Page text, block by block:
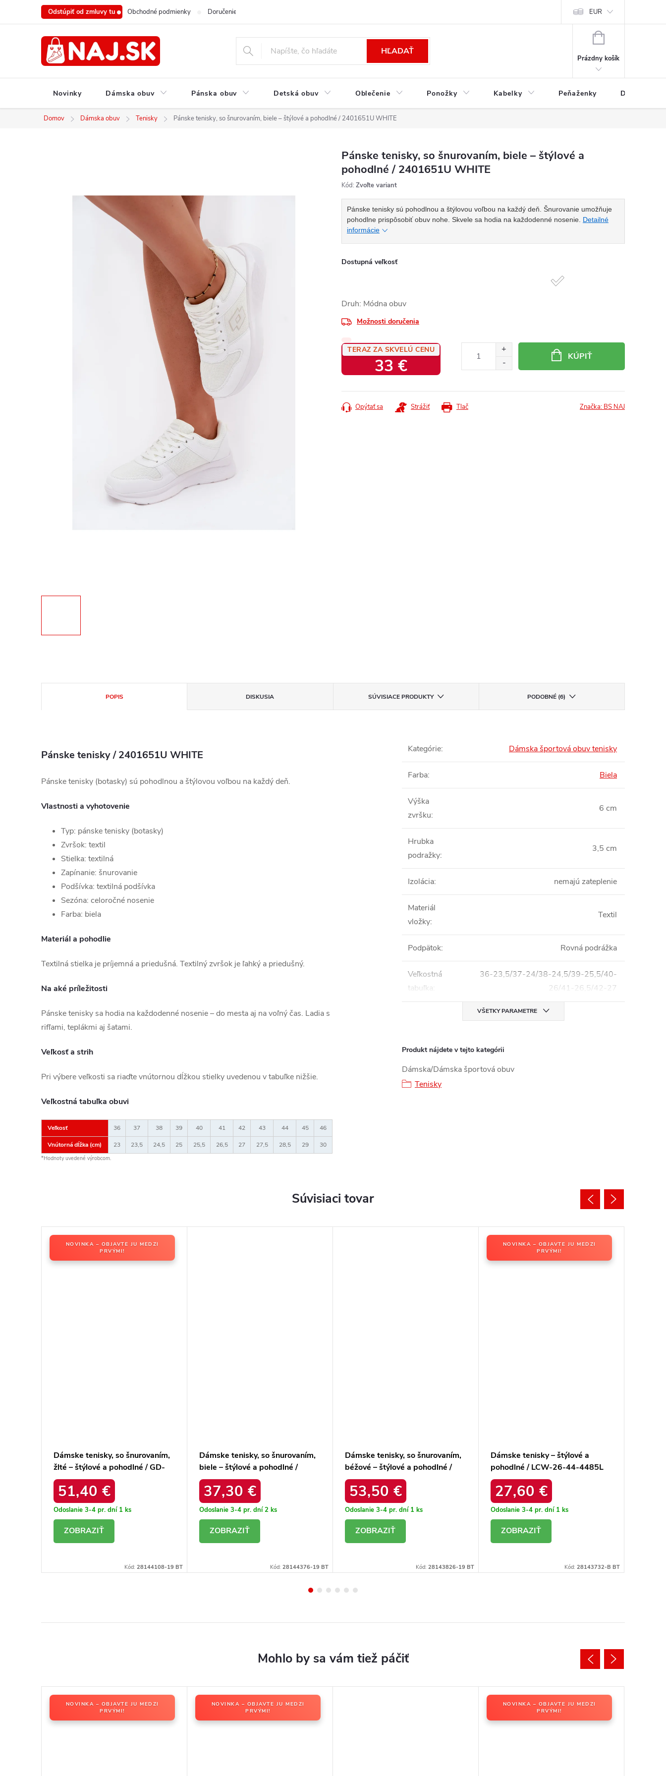
Odstúpiť od zmluvy tu Obchodné podmienky Doručenie a platba Podmienky ochrany osobných údajov
EUR
HĽADAŤ
NÁKUPNÝ
Prázdny košík
Novinky Dámska obuv Pánska obuv Detská obuv Oblečenie Ponožky Kabelky Peňaženky Drogéria
Domov Dámska obuv Tenisky Pánske tenisky, so šnurovaním, biele – štýlové a pohodlné / 2401651U WHITE
Pánske tenisky, so šnurovaním, biele – štýlové a
pohodlné / 2401651U WHITE
Kód: Zvoľte variant
Pánske tenisky sú pohodlnou a štýlovou voľbou na každý deň. Šnurovanie umožňuje
pohodlne prispôsobiť obuv nohe. Skvele sa hodia na každodenné nosenie. Detailné
informácie
Dostupná veľkosť
Druh: Módna obuv
Možnosti doručenia
TERAZ ZA SKVELÚ CENU
33 €
cena:
KÚPIŤ
Tlač
Opýtať sa Strážiť Značka: BS NAJ
POPIS DISKUSIA SÚVISIACE PRODUKTY PODOBNÉ (6)
Pánske tenisky / 2401651U WHITE
Pánske tenisky (botasky) sú pohodlnou a štýlovou voľbou na každý deň.
Vlastnosti a vyhotovenie
Typ: pánske tenisky (botasky)
Zvršok: textil
Stielka: textilná
Zapínanie: šnurovanie
Podšívka: textilná podšívka
Sezóna: celoročné nosenie
Farba: biela
Materiál a pohodlie
Textilná stielka je príjemná a priedušná. Textilný zvršok je ľahký a priedušný.
Na aké príležitosti
Pánske tenisky sa hodia na každodenné nosenie – do mesta aj na voľný čas. Ladia s
rifľami, teplákmi aj šatami.
Veľkosť a strih
Pri výbere veľkosti sa riaďte vnútornou dĺžkou stielky uvedenou v tabuľke nižšie.
Veľkostná tabuľka obuvi
Veľkosť 36 37 38 39 40 41 42 43 44 45 46
Vnútorná dĺžka (cm) 23 23,5 24,5 25 25,5 26,5 27 27,5 28,5 29 30
*Hodnoty uvedené výrobcom.
Kategórie: Dámska športová obuv tenisky
Farba: Biela
Výška
zvršku:
6 cm
Hrubka
podražky:
3,5 cm
Izolácia: nemajú zateplenie
Materiál
vložky:
Textil
Podpätok: Rovná podrážka
Veľkostná
tabuľka:
36-23,5/37-24/38-24,5/39-25,5/40-
26/41-26,5/42-27
VŠETKY PARAMETRE
Produkt nájdete v tejto kategórii
Dámska/Dámska športová obuv
Tenisky
Súvisiaci tovar
NOVINKA – OBJAVTE JU MEDZI
PRVÝMI!
Dámske tenisky, so šnurovaním,
žlté – štýlové a pohodlné / GD-
XF-223 YELLOW
51,40 €
Odoslanie 3-4 pr. dní 1 ks
Kód: 28144108-19 BT
Dámske tenisky, so šnurovaním,
biele – štýlové a pohodlné /
2401850U BEIGE/WHT
37,30 €
Odoslanie 3-4 pr. dní2 ks
Kód: 28144376-19 BT
Dámske tenisky, so šnurovaním,
béžové – štýlové a pohodlné /
GD-XW-1054 BEIGE/FUXIA
53,50 €
Odoslanie 3-4 pr. dní 1 ks
Kód: 28143826-19 BT
NOVINKA – OBJAVTE JU MEDZI
PRVÝMI!
Dámske tenisky – štýlové a
pohodlné / LCW-26-44-4485L
27,60 €
Odoslanie 3-4 pr. dní 1 ks
Kód: 28143732-B BT
NOVINKA – OBJAVTE JU MEDZI
PRVÝMI!
NOVINKA – OBJAVTE JU MEDZI
PRVÝMI!
NOVINKA – OBJAVTE JU MEDZI
PRVÝMI!